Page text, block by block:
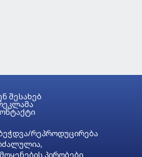
რეპროდუცირება
პირობები
შესახებ